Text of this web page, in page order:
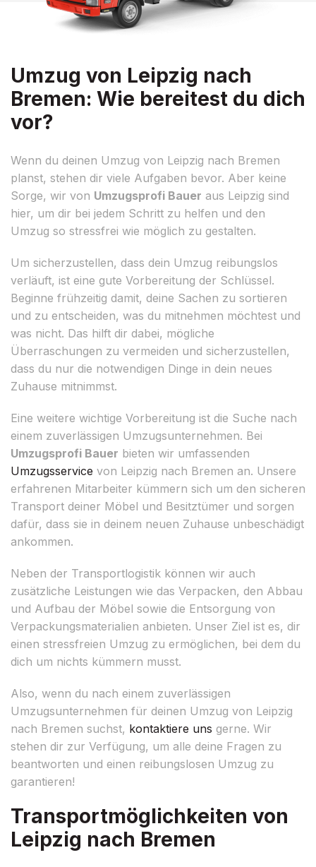
Umzug von Leipzig nach
Bremen: Wie bereitest du dich
vor?
Wenn du deinen Umzug von Leipzig nach Bremen
planst, stehen dir viele Aufgaben bevor. Aber keine
Sorge, wir von Umzugsprofi Bauer aus Leipzig sind
hier, um dir bei jedem Schritt zu helfen und den
Umzug so stressfrei wie möglich zu gestalten.
Um sicherzustellen, dass dein Umzug reibungslos
verläuft, ist eine gute Vorbereitung der Schlüssel.
Beginne frühzeitig damit, deine Sachen zu sortieren
und zu entscheiden, was du mitnehmen möchtest und
was nicht. Das hilft dir dabei, mögliche
Überraschungen zu vermeiden und sicherzustellen,
dass du nur die notwendigen Dinge in dein neues
Zuhause mitnimmst.
Eine weitere wichtige Vorbereitung ist die Suche nach
einem zuverlässigen Umzugsunternehmen. Bei
Umzugsprofi Bauer bieten wir umfassenden
Umzugsservice von Leipzig nach Bremen an. Unsere
erfahrenen Mitarbeiter kümmern sich um den sicheren
Transport deiner Möbel und Besitztümer und sorgen
dafür, dass sie in deinem neuen Zuhause unbeschädigt
ankommen.
Neben der Transportlogistik können wir auch
zusätzliche Leistungen wie das Verpacken, den Abbau
und Aufbau der Möbel sowie die Entsorgung von
Verpackungsmaterialien anbieten. Unser Ziel ist es, dir
einen stressfreien Umzug zu ermöglichen, bei dem du
dich um nichts kümmern musst.
Also, wenn du nach einem zuverlässigen
Umzugsunternehmen für deinen Umzug von Leipzig
nach Bremen suchst, kontaktiere uns gerne. Wir
stehen dir zur Verfügung, um alle deine Fragen zu
beantworten und einen reibungslosen Umzug zu
garantieren!
Transportmöglichkeiten von
Leipzig nach Bremen